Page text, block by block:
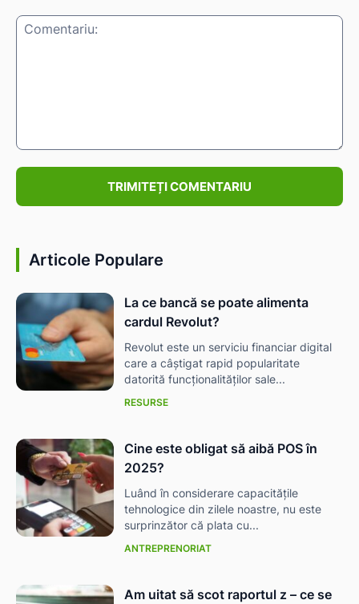
Articole Populare
La ce bancă se poate alimenta
cardul Revolut?
Revolut este un serviciu financiar digital
care a câștigat rapid popularitate
datorită funcționalităților sale...
RESURSE
Cine este obligat să aibă POS în
2025?
Luând în considerare capacitățile
tehnologice din zilele noastre, nu este
surprinzător că plata cu...
ANTREPRENORIAT
Am uitat să scot raportul z – ce se